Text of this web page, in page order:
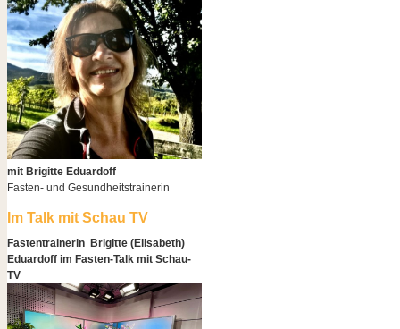
mit Brigitte Eduardoff
Fasten- und Gesundheitstrainerin
Im Talk mit Schau TV
Fastentrainerin Brigitte (Elisabeth)
Eduardoff im Fasten-Talk mit Schau-
TV